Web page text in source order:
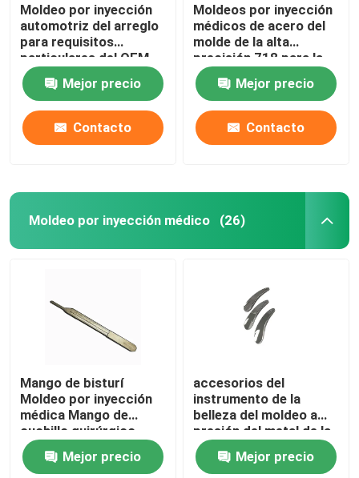
Moldeo por inyección
automotriz del arreglo
para requisitos
particulares del OEM
que moldea para hacer
piezas plásticas
Mejor precio
Contacto
Moldeos por inyección
médicos de acero del
molde de la alta
precisión 718 para la
producción plástica de
las piezasMejor precio
Contacto
Moldeo por inyección médico (26)
Mango de bisturí
Moldeo por inyección
médica Mango de
cuchillo quirúrgico
Metalurgia de polvo
Mejor precio
accesorios del
instrumento de la
belleza del moldeo a
presión del metal de la
metalurgia del polvo
316L
Mejor precio